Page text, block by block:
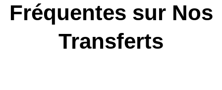
Fréquentes sur Nos
Transferts